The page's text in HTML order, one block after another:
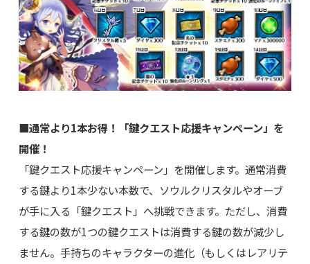
■通常より1本お得！「鍵クエスト応援キャンペーン」を
開催！
「鍵クエスト応援キャンペーン」を開催します。通常消費
する鍵より1本少ない本数で、ソウルクリスタルやオーブ
が手に入る「鍵クエスト」へ挑戦できます。ただし、消費
する鍵の数が1つの鍵クエストは消費する鍵の数が減少し
ません。手持ちのキャラクターの進化（もしくはレアリテ